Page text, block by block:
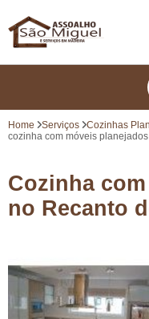
Home Serviços Cozinhas
cozinha com móveis
Cozinha
no Recanto